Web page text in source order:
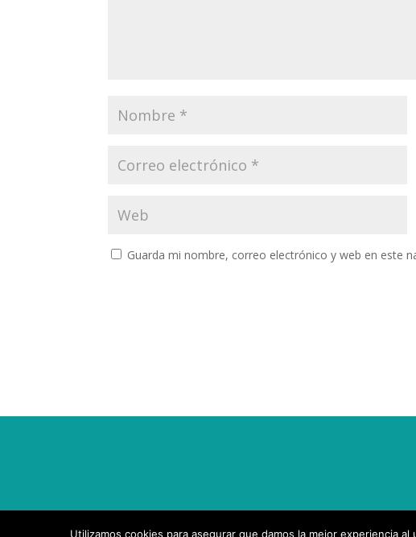
Guarda mi nombre, correo electrónico y web en este
Utilizamos cookies para asegurar que damos la mejor experiencia